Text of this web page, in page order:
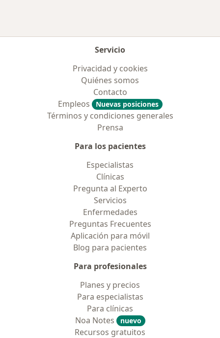
Servicio
Privacidad y cookies
Quiénes somos
Contacto
Empleos
Nuevas posiciones
Términos y condiciones generales
Prensa
Para los pacientes
Especialistas
Clínicas
Pregunta al Experto
Servicios
Enfermedades
Preguntas Frecuentes
Aplicación para móvil
Blog para pacientes
Para profesionales
Planes y precios
Para especialistas
Para clínicas
Noa Notes
nuevo
Recursos gratuitos